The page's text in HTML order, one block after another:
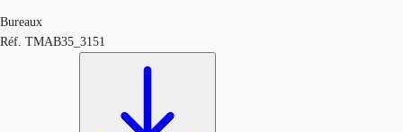
Bureaux
Réf. TMAB35_3151